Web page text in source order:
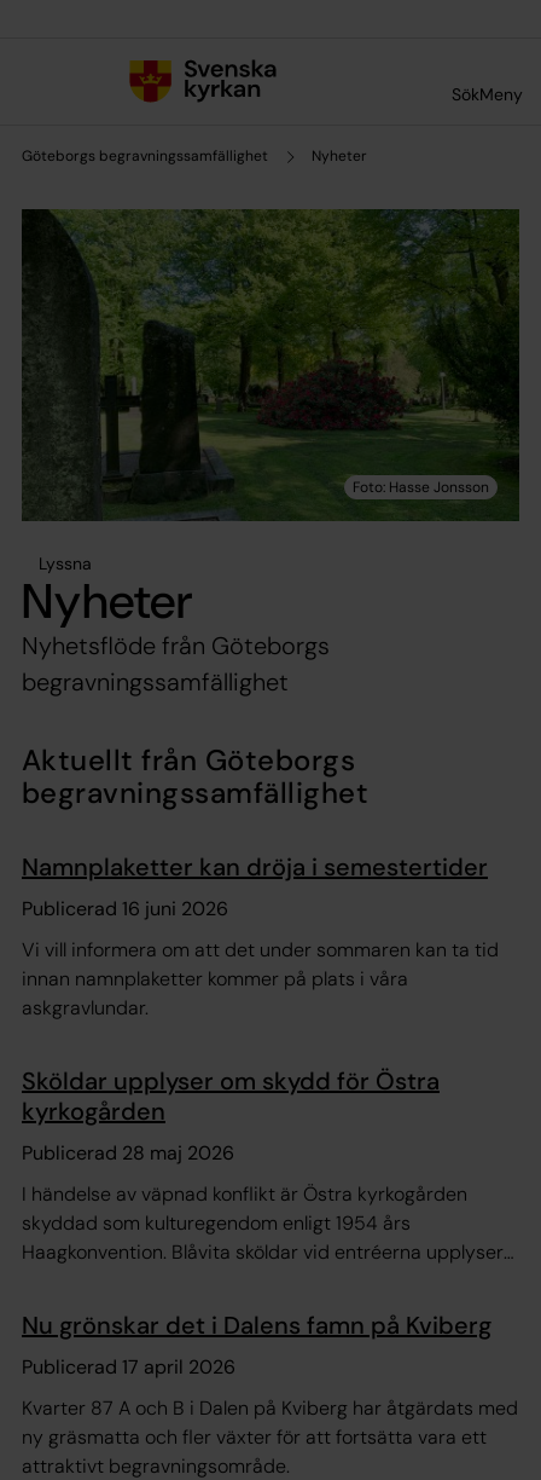
SökMeny
Göteborgs begravningssamfällighet Nyheter
Lyssna
Nyheter
Nyhetsflöde från Göteborgs
begravningssamfällighet
Aktuellt från Göteborgs
begravningssamfällighet
Namnplaketter kan dröja i semestertider
Publicerad 16 juni 2026
Vi vill informera om att det under sommaren kan ta tid
innan namnplaketter kommer på plats i våra
askgravlundar.
Sköldar upplyser om skydd för Östra
kyrkogården
Publicerad 28 maj 2026
I händelse av väpnad konflikt är Östra kyrkogården
skyddad som kulturegendom enligt 1954 års
Haagkonvention. Blåvita sköldar vid entréerna upplyser
Nu grönskar det i Dalens famn på Kviberg
Publicerad 17 april 2026
Kvarter 87 A och B i Dalen på Kviberg har åtgärdats med
ny gräsmatta och fler växter för att fortsätta vara ett
attraktivt begravningsområde.